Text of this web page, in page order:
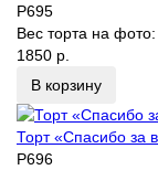
P695
Вес торта на фото:
1850 р.
В корзину
Торт «Спасибо за
P696